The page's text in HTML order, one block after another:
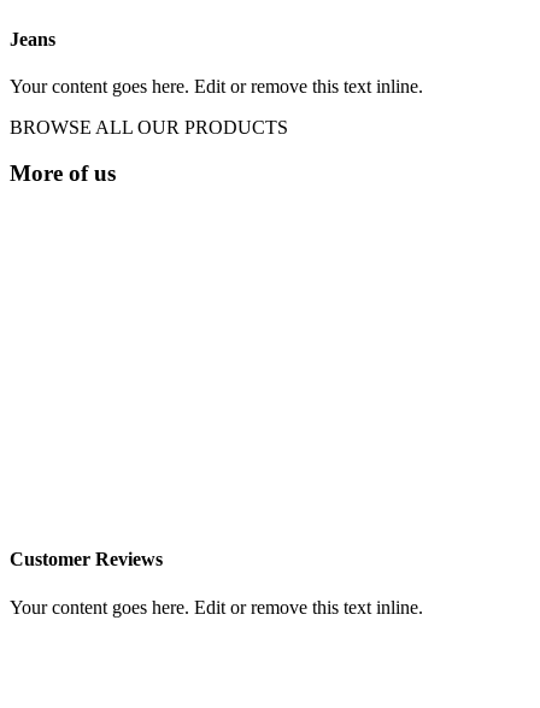
Jeans
Your content goes here. Edit or remove this text inline.
BROWSE ALL OUR PRODUCTS
More of us
Customer Reviews
Your content goes here. Edit or remove this text inline.